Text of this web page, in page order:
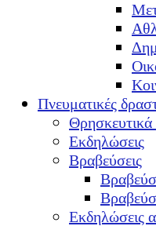
Πνευματικές
Θρησκευτικά
Εκδηλώσεις
Βραβεύσεις
Εκδηλώσεις